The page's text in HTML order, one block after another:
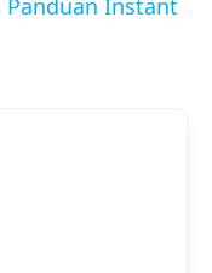
Panduan Instant